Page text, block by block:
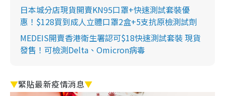
日本城分店現貨開賣KN95口罩+快速測試套裝優
惠！$128買到成人立體口罩2盒+5支抗原檢測試劑
MEDEIS開賣香港衛生署認可$18快速測試套裝 現貨
發售！可檢測Delta、Omicron病毒
▼緊貼最新疫情消息▼